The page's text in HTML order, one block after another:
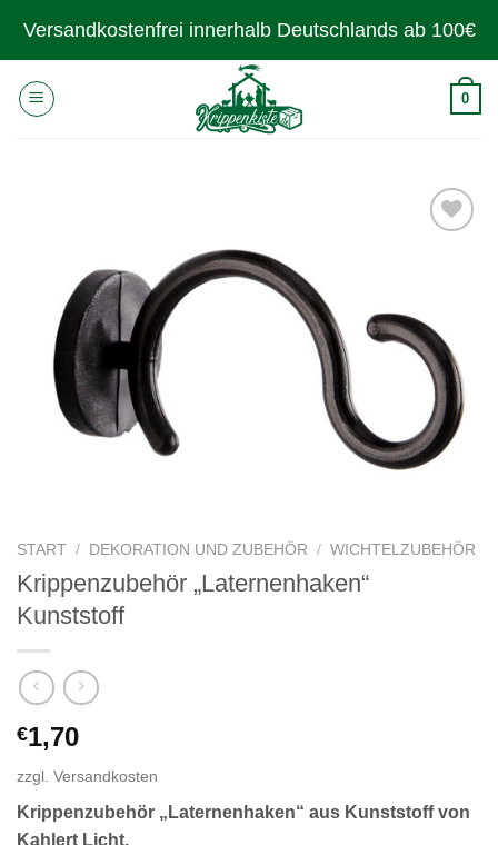
InhaltVersandkostenfrei innerhalb Deutschlands ab 100€
0
START / DEKORATION UND ZUBEHÖR / WICHTELZUBEHÖR
Krippenzubehör „Laternenhaken“
Kunststoff
€1,70
zzgl. Versandkosten
Krippenzubehör „Laternenhaken“ aus Kunststoff von
Kahlert Licht.